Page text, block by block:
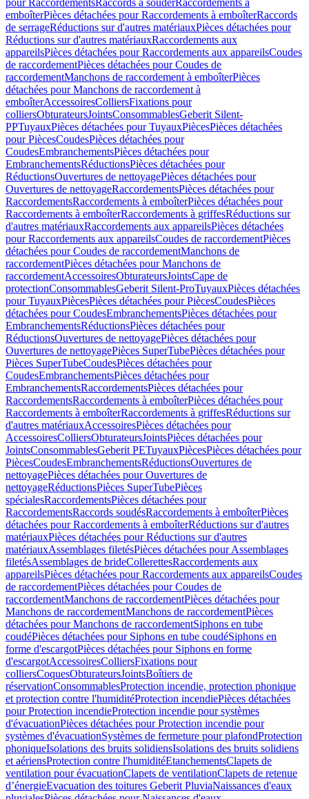
pour RaccordementsRaccords à souderRaccordements à
emboîterPièces détachées pour Raccordements à emboîterRaccords
de serrageRéductions sur d'autres matériauxPièces détachées pour
Réductions sur d'autres matériauxRaccordements aux
appareilsPièces détachées pour Raccordements aux appareilsCoudes
de raccordementPièces détachées pour Coudes de
raccordementManchons de raccordement à emboîterPièces
détachées pour Manchons de raccordement à
emboîterAccessoiresColliersFixations pour
colliersObturateursJointsConsommablesGeberit Silent-
PPTuyauxPièces détachées pour TuyauxPiècesPièces détachées
pour PiècesCoudesPièces détachées pour
CoudesEmbranchementsPièces détachées pour
EmbranchementsRéductionsPièces détachées pour
RéductionsOuvertures de nettoyagePièces détachées pour
Ouvertures de nettoyageRaccordementsPièces détachées pour
RaccordementsRaccordements à emboîterPièces détachées pour
Raccordements à emboîterRaccordements à griffesRéductions sur
d'autres matériauxRaccordements aux appareilsPièces détachées
pour Raccordements aux appareilsCoudes de raccordementPièces
détachées pour Coudes de raccordementManchons de
raccordementPièces détachées pour Manchons de
raccordementAccessoiresObturateursJointsCape de
protectionConsommablesGeberit Silent-ProTuyauxPièces détachées
pour TuyauxPiècesPièces détachées pour PiècesCoudesPièces
détachées pour CoudesEmbranchementsPièces détachées pour
EmbranchementsRéductionsPièces détachées pour
RéductionsOuvertures de nettoyagePièces détachées pour
Ouvertures de nettoyagePièces SuperTubePièces détachées pour
Pièces SuperTubeCoudesPièces détachées pour
CoudesEmbranchementsPièces détachées pour
EmbranchementsRaccordementsPièces détachées pour
RaccordementsRaccordements à emboîterPièces détachées pour
Raccordements à emboîterRaccordements à griffesRéductions sur
d'autres matériauxAccessoiresPièces détachées pour
AccessoiresColliersObturateursJointsPièces détachées pour
JointsConsommablesGeberit PETuyauxPiècesPièces détachées pour
PiècesCoudesEmbranchementsRéductionsOuvertures de
nettoyagePièces détachées pour Ouvertures de
nettoyageRéductionsPièces SuperTubePièces
spécialesRaccordementsPièces détachées pour
RaccordementsRaccords soudésRaccordements à emboîterPièces
détachées pour Raccordements à emboîterRéductions sur d'autres
matériauxPièces détachées pour Réductions sur d'autres
matériauxAssemblages filetésPièces détachées pour Assemblages
filetésAssemblages de brideCollerettesRaccordements aux
appareilsPièces détachées pour Raccordements aux appareilsCoudes
de raccordementPièces détachées pour Coudes de
raccordementManchons de raccordementPièces détachées pour
Manchons de raccordementManchons de raccordementPièces
détachées pour Manchons de raccordementSiphons en tube
coudéPièces détachées pour Siphons en tube coudéSiphons en
forme d'escargotPièces détachées pour Siphons en forme
d'escargotAccessoiresColliersFixations pour
colliersCoquesObturateursJointsBoîtiers de
réservationConsommablesProtection incendie, protection phonique
et protection contre l'humiditéProtection incendiePièces détachées
pour Protection incendieProtection incendie pour systèmes
d'évacuationPièces détachées pour Protection incendie pour
systèmes d'évacuationSystèmes de fermeture pour plafondProtection
phoniqueIsolations des bruits solidiensIsolations des bruits solidiens
et aériensProtection contre l'humiditéEtanchementsClapets de
ventilation pour évacuationClapets de ventilationClapets de retenue
d’énergieEvacuation des toitures Geberit PluviaNaissances d'eaux